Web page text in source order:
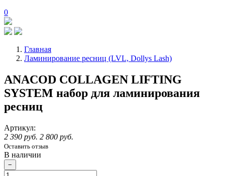
0
Главная
Ламинирование ресниц (LVL, Dollys Lash)
ANACOD COLLAGEN LIFTING
SYSTEM набор для ламинирования
ресниц
Артикул:
2 390 руб. 2 800 руб.
Оставить отзыв
В наличии
−